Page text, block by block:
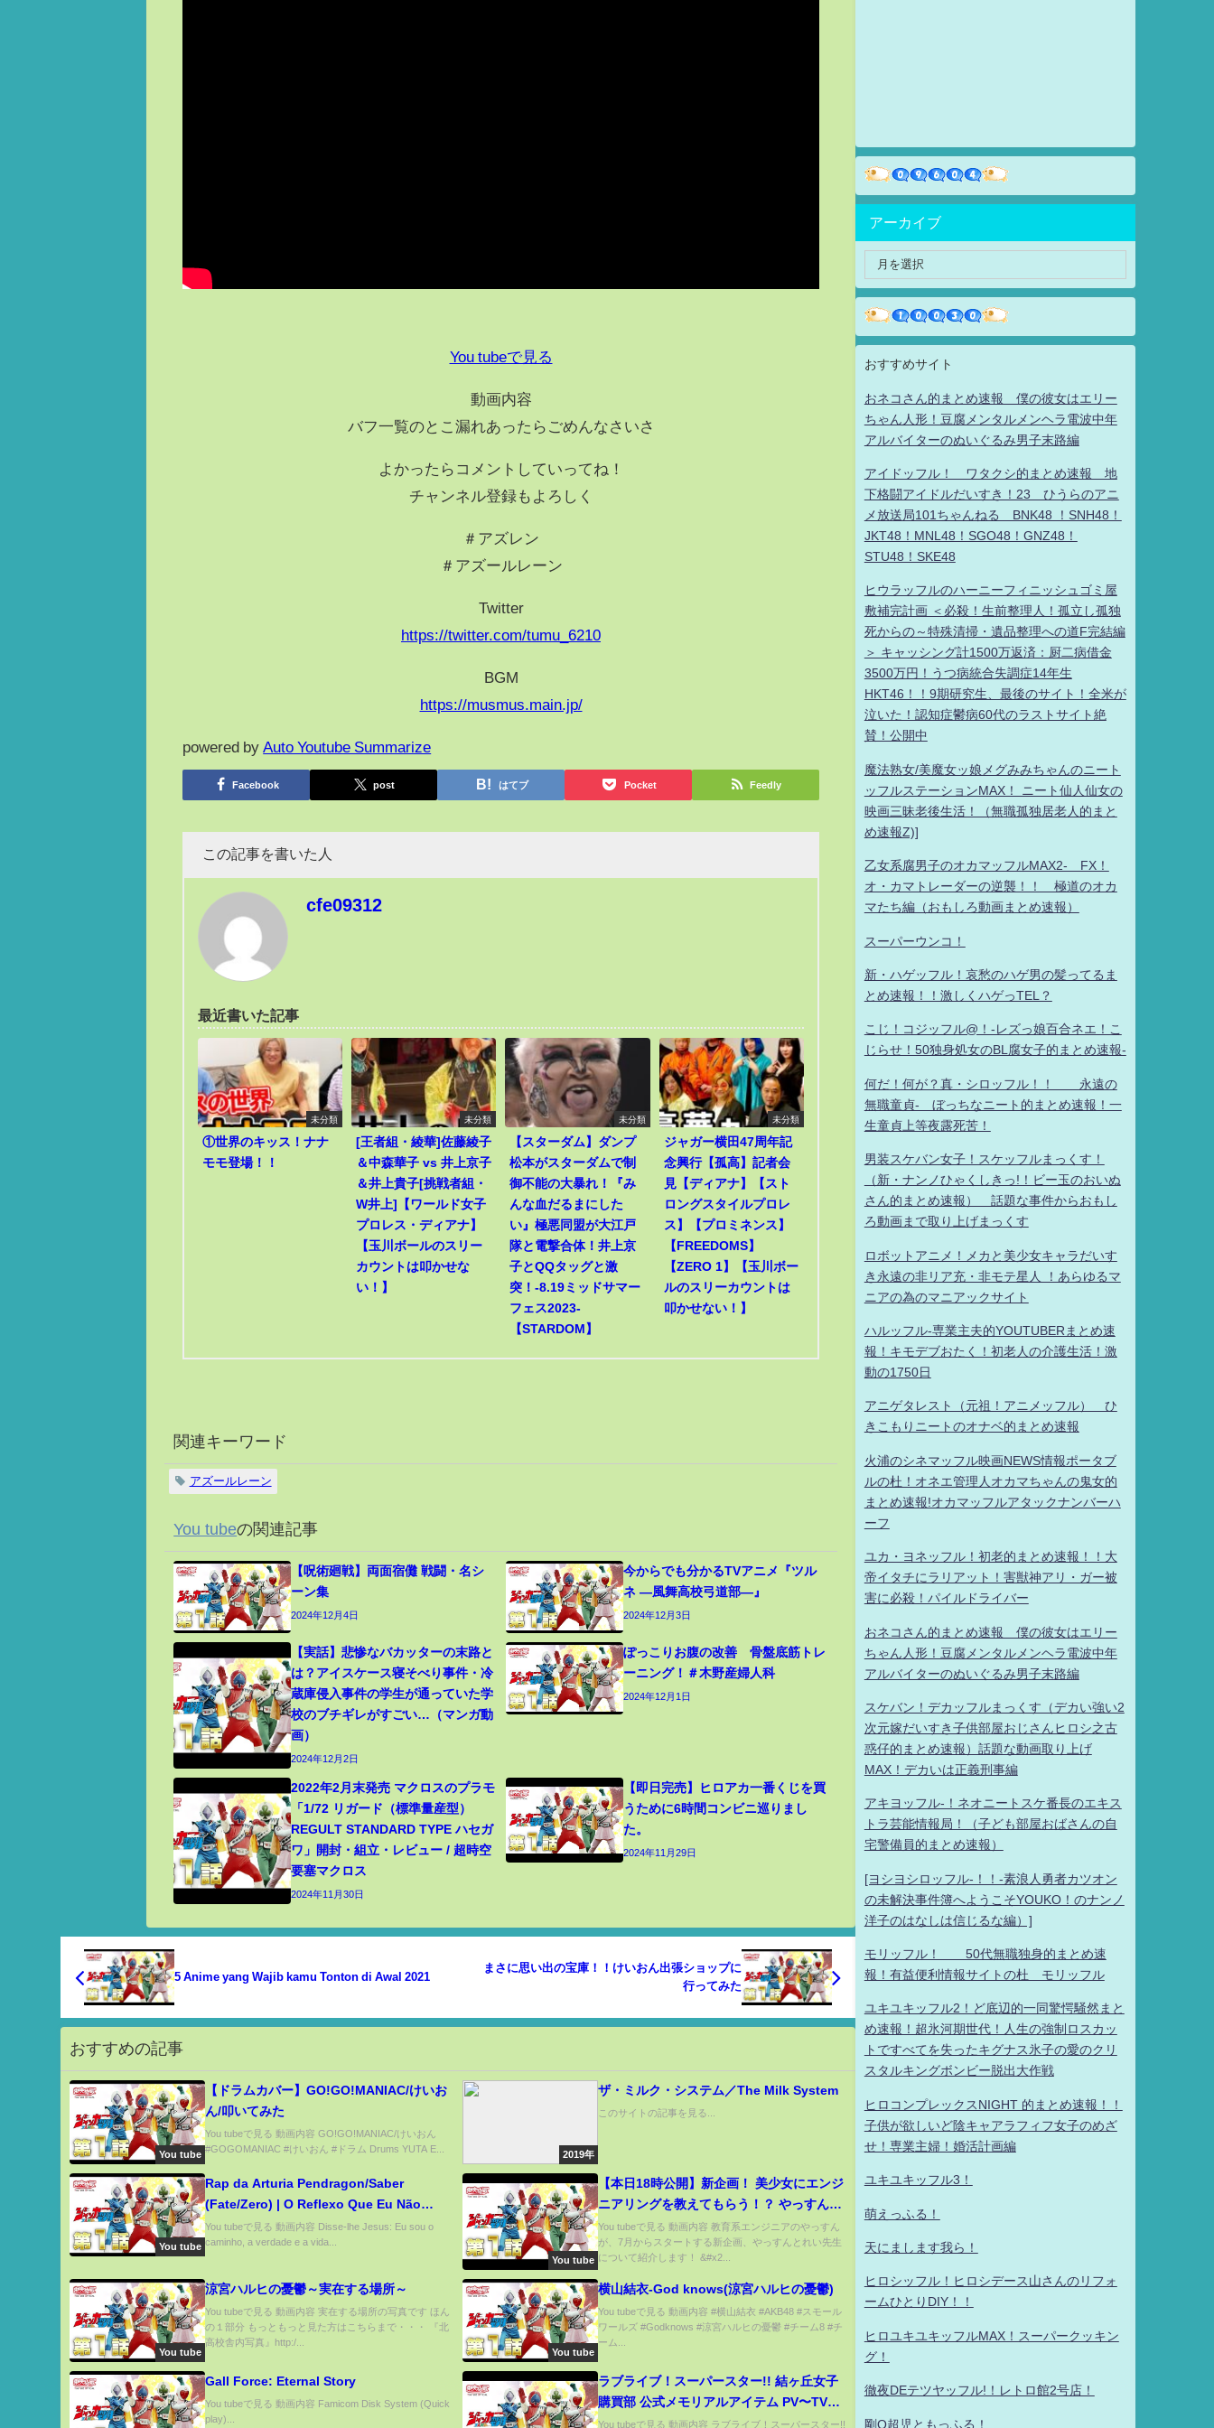
You tubeで見る
動画内容
バフ一覧のとこ漏れあったらごめんなさいさ
よかったらコメントしていってね！
チャンネル登録もよろしく
＃アズレン
＃アズールレーン
Twitter
https://twitter.com/tumu_6210
BGM
https://musmus.main.jp/
powered by Auto Youtube Summarize
Facebook post はてブ Pocket Feedly
この記事を書いた人
cfe09312
最近書いた記事
未分類
①世界のキッス！ナナ
モモ登場！！
未分類
[王者組・綾華]佐藤綾子
＆中森華子 vs 井上京子
＆井上貴子[挑戦者組・
W井上]【ワールド女子
プロレス・ディアナ】
【玉川ボールのスリー
カウントは叩かせな
い！】
未分類
【スターダム】ダンプ
松本がスターダムで制
御不能の大暴れ！『み
んな血だるまにした
い』極悪同盟が大江戸
隊と電撃合体！井上京
子とQQタッグと激
突！-8.19ミッドサマー
フェス2023-
【STARDOM】
未分類
ジャガー横田47周年記
念興行【孤高】記者会
見【ディアナ】【スト
ロングスタイルプロレ
ス】【プロミネンス】
【FREEDOMS】
【ZERO 1】【玉川ボー
ルのスリーカウントは
叩かせない！】
関連キーワード
アズールレーン
You tubeの関連記事
【呪術廻戦】両面宿儺 戦闘・名シ
ーン集
2024年12月4日
今からでも分かるTVアニメ『ツル
ネ ―風舞高校弓道部―』
2024年12月3日
【実話】悲惨なバカッターの末路と
は？アイスケース寝そべり事件・冷
蔵庫侵入事件の学生が通っていた学
校のブチギレがすごい…（マンガ動
画）
2024年12月2日
ぽっこりお腹の改善 骨盤底筋トレ
ーニング！＃木野産婦人科
2024年12月1日
2022年2月末発売 マクロスのプラモ
「1/72 リガード（標準量産型）
REGULT STANDARD TYPE ハセガ
ワ」開封・組立・レビュー / 超時空
要塞マクロス
2024年11月30日
【即日完売】ヒロアカ一番くじを買
うために6時間コンビニ巡りまし
た。
2024年11月29日
5 Anime yang Wajib kamu Tonton di Awal 2021
まさに思い出の宝庫！！けいおん出張ショップに
行ってみた
おすすめの記事
You tube
【ドラムカバー】GO!GO!MANIAC/けいお
ん/叩いてみた
You tubeで見る 動画内容 GO!GO!MANIAC/けいおん
#GOGOMANIAC #けいおん #ドラム Drums YUTA E...
2019年
ザ・ミルク・システム／The Milk System
このサイトの記事を見る...
You tube
Rap da Arturia Pendragon/Saber
(Fate/Zero) | O Reflexo Que Eu Não
Queria Ser - Thelfos
You tubeで見る 動画内容 Disse-lhe Jesus: Eu sou o
caminho, a verdade e a vida...
You tube
【本日18時公開】新企画！ 美少女にエンジ
ニアリングを教えてもらう！？ やっすんと
れい先生、概要紹介！！
You tubeで見る 動画内容 教育系エンジニアのやっすん
が、7月からスタートする新企画、やっすんとれい先生
について紹介します！ &#x2...
You tube
涼宮ハルヒの憂鬱～実在する場所～
You tubeで見る 動画内容 実在する場所の写真です ほん
の１部分 もっともっと見た方はこちらまで・・・ 『北
高校舎内写真』http:/...
You tube
横山結衣-God knows(涼宮ハルヒの憂鬱)
You tubeで見る 動画内容 #横山結衣 #AKB48 #スモール
ワールズ #Godknows #涼宮ハルヒの憂鬱 #チーム8 #チ
ーム...
Gall Force: Eternal Story
You tubeで見る 動画内容 Famicom Disk System (Quick
play)...
ラブライブ！スーパースター!! 結ヶ丘女子
購買部 公式メモリアルアイテム PV〜TVア
ニメ「ラブライブ！スーパースター!!」第3
You tubeで見る 動画内容 ラブライブ！スーパースター!!
アーカイブ
おすすめサイト
おネコさん的まとめ速報 僕の彼女はエリー
ちゃん人形！豆腐メンタルメンヘラ電波中年
アルバイターのぬいぐるみ男子末路編
アイドッフル！ ワタクシ的まとめ速報 地
下格闘アイドルだいすき！23 ひうらのアニ
メ放送局101ちゃんねる BNK48 ！SNH48！
JKT48！MNL48！SGO48！GNZ48！
STU48！SKE48
ヒウラッフルのハーニーフィニッシュゴミ屋
敷補完計画 ＜必殺！生前整理人！孤立し孤独
死からの～特殊清掃・遺品整理への道F完結編
＞ キャッシング計1500万返済：厨二病借金
3500万円！うつ病統合失調症14年生
HKT46！！9期研究生、最後のサイト！全米が
泣いた！認知症鬱病60代のラストサイト絶
賛！公開中
魔法熟女/美魔女ッ娘メグみみちゃんのニート
ッフルステーションMAX！ ニート仙人仙女の
映画三昧老後生活！（無職孤独居老人的まと
め速報Z)]
乙女系腐男子のオカマッフルMAX2- FX！
オ・カマトレーダーの逆襲！！ 極道のオカ
マたち編（おもしろ動画まとめ速報）
スーパーウンコ！
新・ハゲッフル！哀愁のハゲ男の髪ってるま
とめ速報！！激しくハゲっTEL？
こじ！コジッフル@！-レズっ娘百合ネエ！こ
じらせ！50独身処女のBL腐女子的まとめ速報-
何だ！何が？真・シロッフル！！ 永遠の
無職童貞- ぼっちなニート的まとめ速報！一
生童貞上等夜露死苦！
男装スケバン女子！スケッフルまっくす！
（新・ナンノひゃくしきっ!！ビー玉のおいぬ
さん的まとめ速報） 話題な事件からおもし
ろ動画まで取り上げまっくす
ロボットアニメ！メカと美少女キャラだいす
き永遠の非リア充・非モテ星人 ！あらゆるマ
ニアの為のマニアックサイト
ハルッフル-専業主夫的YOUTUBERまとめ速
報！キモデブおたく！初老人の介護生活！激
動の1750日
アニゲタレスト（元祖！アニメッフル） ひ
きこもりニートのオナベ的まとめ速報
火浦のシネマッフル映画NEWS情報ポータブ
ルの杜！オネエ管理人オカマちゃんの鬼女的
まとめ速報!オカマッフルアタックナンバーハ
ーフ
ユカ・ヨネッフル！初老的まとめ速報！！大
帝イタチにラリアット！害獣神アリ・ガー被
害に必殺！パイルドライバー
おネコさん的まとめ速報 僕の彼女はエリー
ちゃん人形！豆腐メンタルメンヘラ電波中年
アルバイターのぬいぐるみ男子末路編
スケバン！デカッフルまっくす（デカい強い2
次元嫁だいすき子供部屋おじさんヒロシ之古
惑仔的まとめ速報）話題な動画取り上げ
MAX！デカいは正義刑事編
アキヨッフル-！ネオニートスケ番長のエキス
トラ芸能情報局！（子ども部屋おばさんの自
宅警備員的まとめ速報）
[ヨシヨシロッフル-！！-素浪人勇者カツオン
の未解決事件簿へようこそYOUKO！のナンノ
洋子のはなしは信じるな編）]
モリッフル！ 50代無職独身的まとめ速
報！有益便利情報サイトの杜 モリッフル
ユキユキッフル2！ど底辺的一同驚愕騒然まと
め速報！超氷河期世代！人生の強制ロスカッ
トですべてを失ったキグナス氷子の愛のクリ
スタルキングボンビー脱出大作戦
ヒロコンプレックスNIGHT 的まとめ速報！！
子供が欲しいど陰キャアラフィフ女子のめざ
せ！専業主婦！婚活計画編
ユキユキッフル3！
萌えっふる！
天にまします我ら！
ヒロシッフル！ヒロシデース山さんのリフォ
ームひとりDIY！！
ヒロユキユキッフルMAX！スーパークッキン
グ！
徹夜DEテツヤッフル!！レトロ館2号店！
剛Q超児ともっふる！